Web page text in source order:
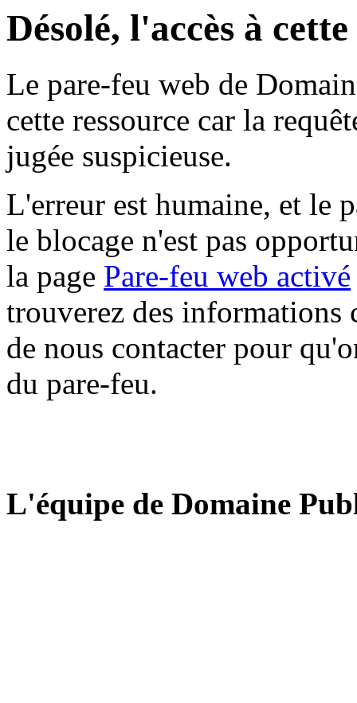
Désolé, l'accès à
Le pare-feu web de
cette ressource car la
jugée suspicieuse.
L'erreur est humaine, et le
le blocage n'est pas
la page Pare-feu web activé
trouverez des informations
de nous contacter pour
du pare-feu.
L'équipe de Domaine